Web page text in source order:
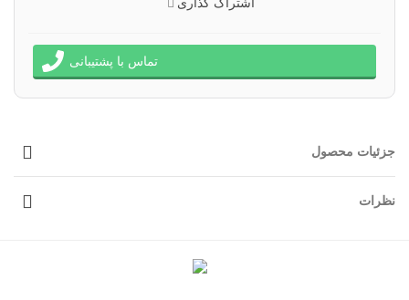
اشتراک گذاری
تماس با پشتیبانی
جزئیات محصول
نظرات